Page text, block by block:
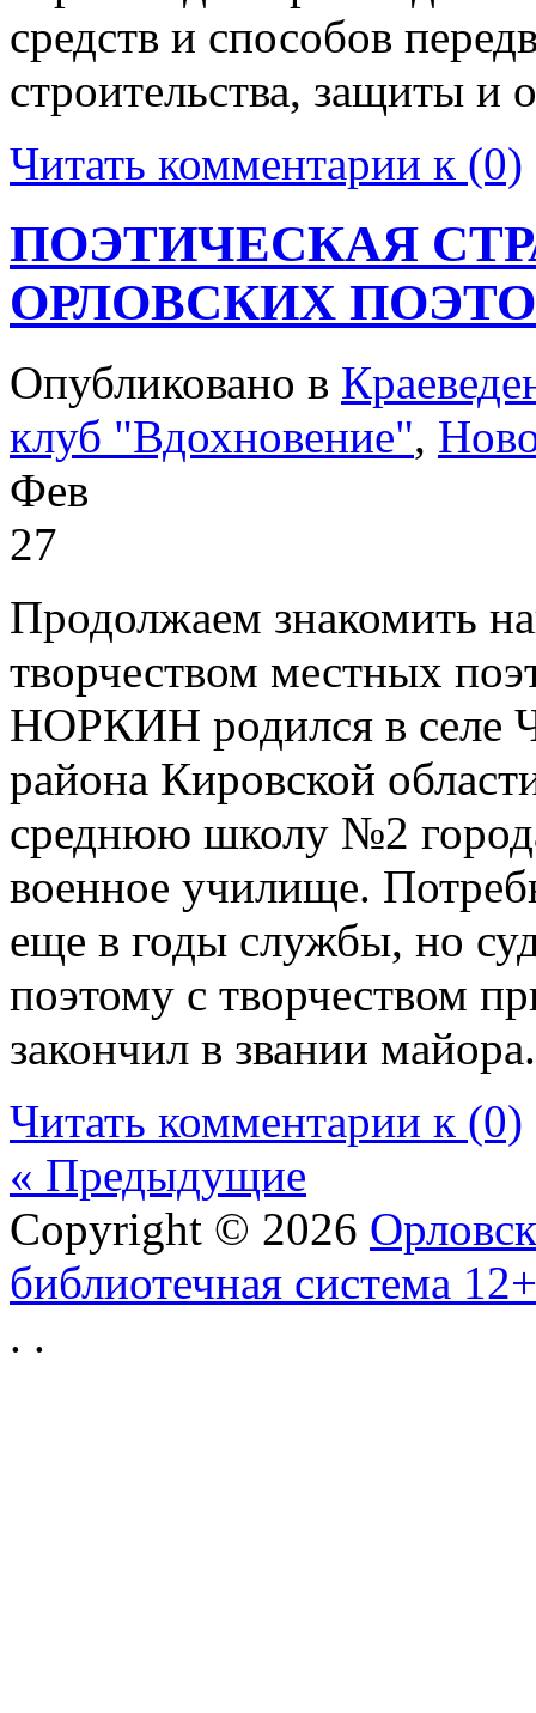
средств и способов
строительства, защиты и
Читать комментарии к (0)
ПОЭТИЧЕСКАЯ
ОРЛОВСКИХ
Опубликовано в
клуб "Вдохновение",
Фев
27
Продолжаем знакомить
творчеством местных
НОРКИН родился в селе
района Кировской
среднюю школу №2
военное училище.
еще в годы службы, но
поэтому с творчеством
закончил в звании
Читать комментарии к (0)
« Предыдущие
Copyright © 2026
библиотечная система 12+
. .